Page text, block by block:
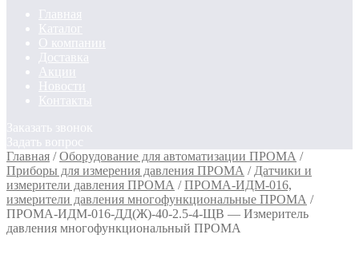
Главная
Каталог
О компании
Доставка
Акции
Новости
Контакты
Заказать звонок
Задать вопрос
Главная /Оборудование для автоматизации ПРОМА /
Приборы для измерения давления ПРОМА / Датчики и
измерители давления ПРОМА /ПРОМА-ИДМ-016,
измерители давления многофункциональные ПРОМА /
ПРОМА-ИДМ-016-ДД(Ж)-40-2.5-4-ЩВ — Измеритель
давления многофункциональный ПРОМА